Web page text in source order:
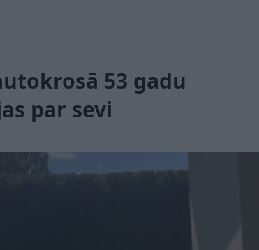
53 gadu
par sevi